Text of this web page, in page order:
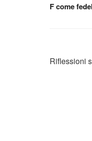
F come
Riflessioni